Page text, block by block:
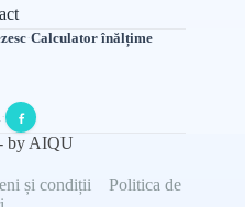
·Calculator înălțime
·
by AIQU
și condiții
Politica de